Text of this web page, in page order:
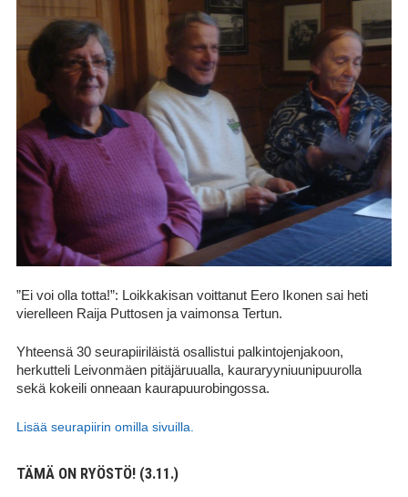
”Ei voi olla totta!”: Loikkakisan voittanut Eero Ikonen sai heti
vierelleen Raija Puttosen ja vaimonsa Tertun.
Yhteensä 30 seurapiiriläistä osallistui palkintojenjakoon,
herkutteli Leivonmäen pitäjäruualla, kauraryyniuunipuurolla
sekä kokeili onneaan kaurapuurobingossa.
Lisää seurapiirin omilla sivuilla.
TÄMÄ ON RYÖSTÖ! (3.11.)